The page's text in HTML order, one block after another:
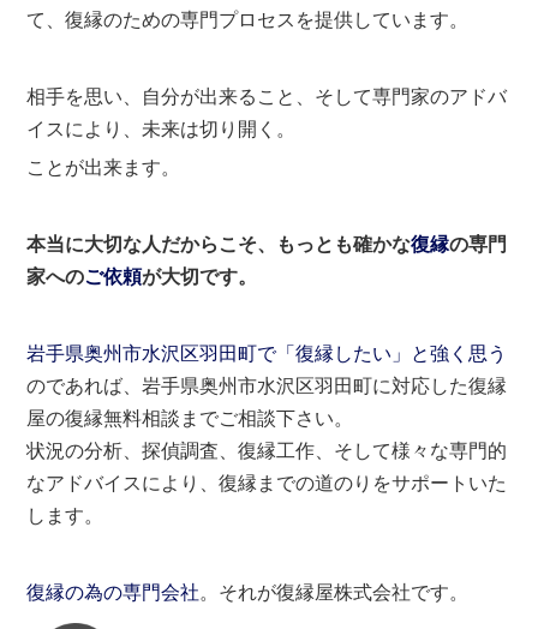
て、復縁のための専門プロセスを提供しています。
相手を思い、自分が出来ること、そして専門家のアドバ
イスにより、未来は切り開く。
ことが出来ます。
本当に大切な人だからこそ、もっとも確かな復縁の専門
家へのご依頼が大切です。
岩手県奥州市水沢区羽田町で「復縁したい」と強く思う
のであれば、岩手県奥州市水沢区羽田町に対応した復縁
屋の復縁無料相談までご相談下さい。
状況の分析、探偵調査、復縁工作、そして様々な専門的
なアドバイスにより、復縁までの道のりをサポートいた
します。
復縁の為の専門会社。それが復縁屋株式会社です。